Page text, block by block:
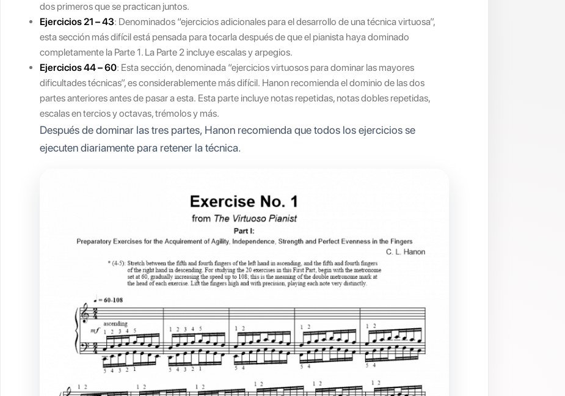
dos primeros que se practican juntos.
Ejercicios 21 – 43: Denominados “ejercicios adicionales para el desarrollo de una técnica virtuosa”,
esta sección más difícil está pensada para tocarla después de que el pianista haya dominado
completamente la Parte 1. La Parte 2 incluye escalas y arpegios.
Ejercicios 44 – 60: Esta sección, denominada “ejercicios virtuosos para dominar las mayores
dificultades técnicas”, es considerablemente más difícil. Hanon recomienda el dominio de las dos
partes anteriores antes de pasar a esta. Esta parte incluye notas repetidas, notas dobles repetidas,
escalas en tercios y octavas, trémolos y más.
Después de dominar las tres partes, Hanon recomienda que todos los ejercicios se
ejecuten diariamente para retener la técnica.